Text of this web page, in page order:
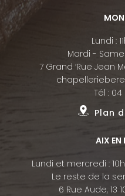
Lundi :
Mardi -
7 Grand ’Rue Jean
Tél : 04
Plan
AIX EN
Lundi et mercredi :
Le reste de la
6 Rue Aude, 13